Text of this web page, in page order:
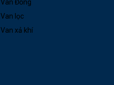
Van Đồng
Van lọc
Van xả khí